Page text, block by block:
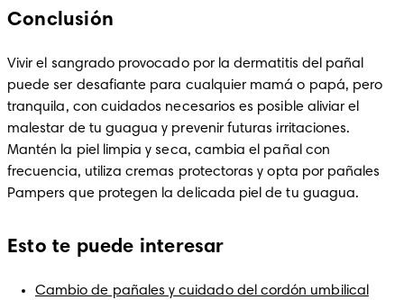
Conclusión
Vivir el sangrado provocado por la dermatitis del pañal
puede ser desafiante para cualquier mamá o papá, pero
tranquila, con cuidados necesarios es posible aliviar el
malestar de tu guagua y prevenir futuras irritaciones.
Mantén la piel limpia y seca, cambia el pañal con
frecuencia, utiliza cremas protectoras y opta por pañales
Pampers que protegen la delicada piel de tu guagua.
Esto te puede interesar
Cambio de pañales y cuidado del cordón umbilical